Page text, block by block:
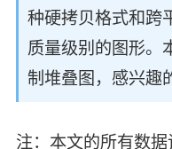
种硬拷贝格式和跨
质量级别的图形
制堆叠图，感兴趣
注：本文的所有数